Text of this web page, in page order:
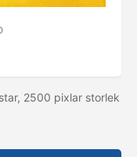
2500 pixlar storlek